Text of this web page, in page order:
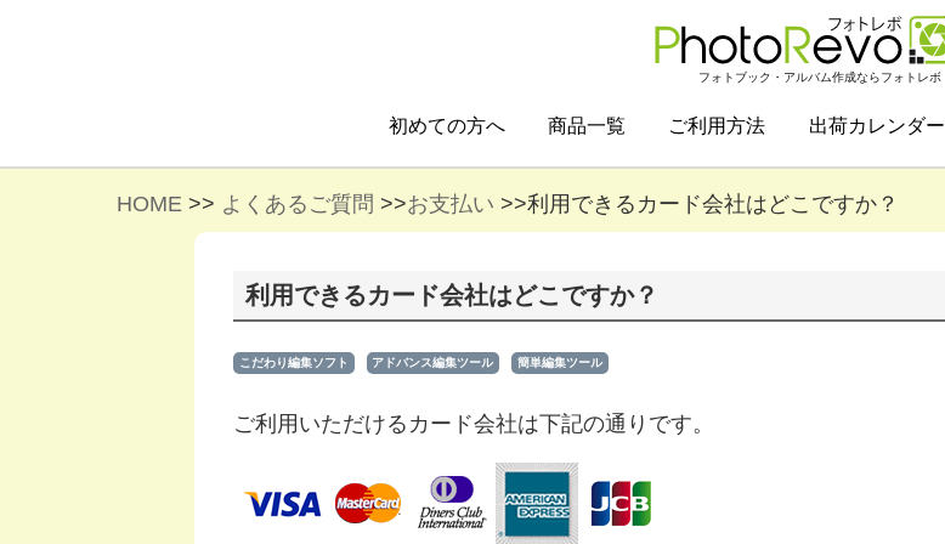
フォトブック・アルバム作成ならフォトレボ
初めての方へ 商品一覧 ご利用方法 出荷カレンダー
HOME >> よくあるご質問 >>お支払い >>利用できるカード会社はどこですか？
利用できるカード会社はどこですか？
こだわり編集ソフト アドバンス編集ツール 簡単編集ツール
ご利用いただけるカード会社は下記の通りです。